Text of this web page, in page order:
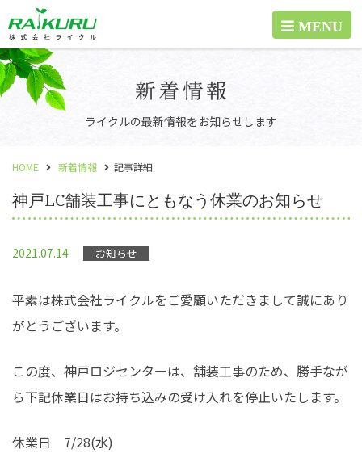
ライクルの最新情報をお知らせします
HOME 新着情報 記事詳細
神戸LC舗装工事にともなう休業のお知らせ
2021.07.14 お知らせ
平素は株式会社ライクルをご愛顧いただきまして誠にあり
がとうございます。
この度、神戸ロジセンターは、舗装工事のため、勝手なが
ら下記休業日はお持ち込みの受け入れを停止いたします。
休業日 7/28(水)